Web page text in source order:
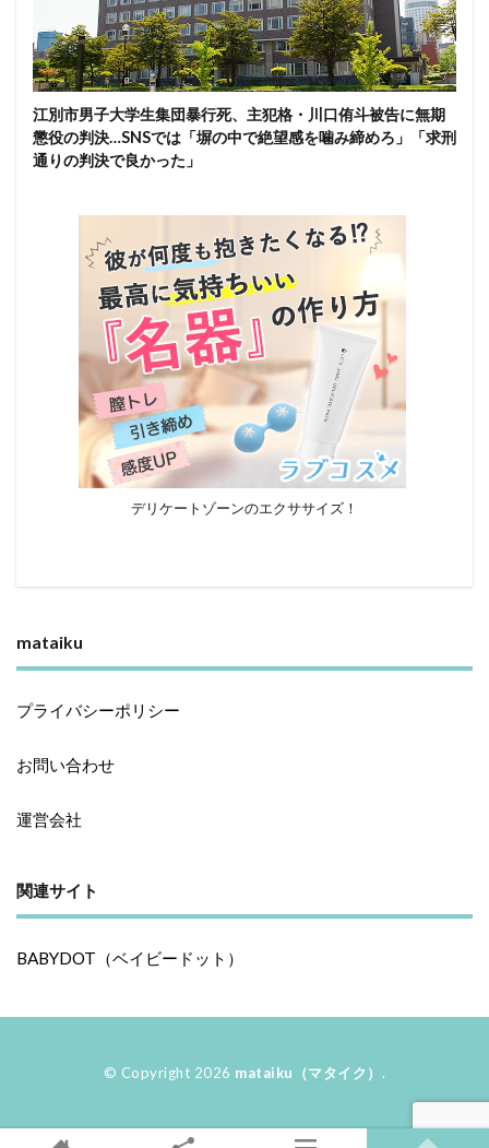
江別市男子大学生集団暴行死、主犯格・川口侑斗被告に無期
懲役の判決…SNSでは「塀の中で絶望感を噛み締めろ」「求刑
通りの判決で良かった」
デリケートゾーンのエクササイズ！
mataiku
プライバシーポリシー
お問い合わせ
運営会社
関連サイト
BABYDOT（ベイビードット）
© Copyright 2026 mataiku（マタイク） .